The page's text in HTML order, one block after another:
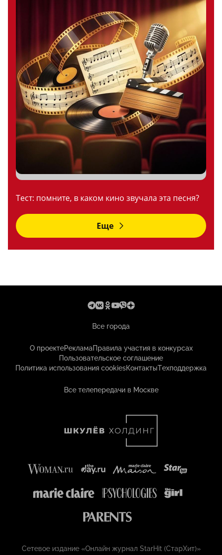
Тест: помните, в каком кино звучала эта песня?
Еще
Все города
О проектеРекламаПравила участия в конкурсах
Пользовательское соглашение
Политика использования cookiesКонтактыТехподдержка
Все телепередачи в Москве
Сетевое издание «Онлайн журнал StarHit (СтарХит)»